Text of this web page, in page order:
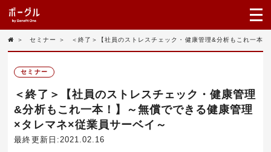
＞ セミナー ＞ ＜終了＞【社員のストレスチェック・健康管理&分析もこれ一本
セミナー
＜終了＞【社員のストレスチェック・健康管理
&分析もこれ一本！】～無償でできる健康管理
×タレマネ×従業員サーベイ～
最終更新日:2021.02.16